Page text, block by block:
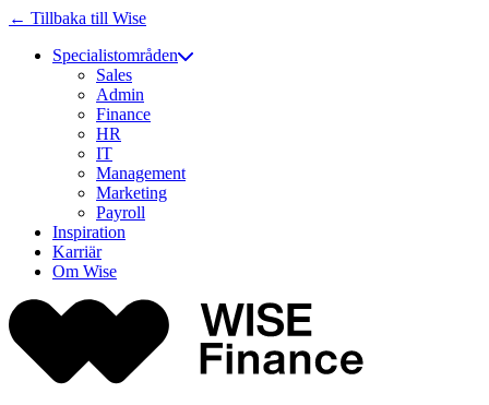
← Tillbaka till Wise
Specialistområden
Sales
Admin
Finance
HR
IT
Management
Marketing
Payroll
Inspiration
Karriär
Om Wise